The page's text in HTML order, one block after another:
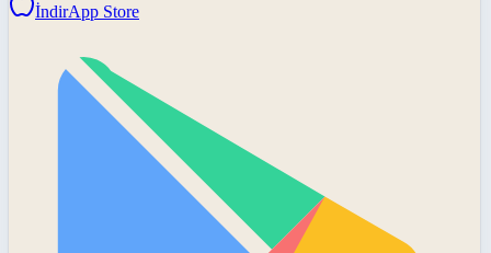
İndirApp Store